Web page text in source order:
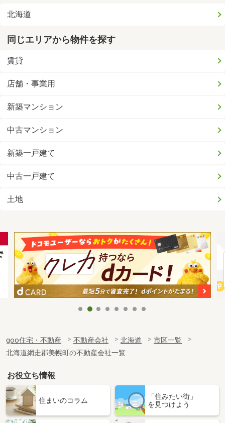
北海道
同じエリアから物件を探す
賃貸
店舗・事業用
新築マンション
中古マンション
新築一戸建て
中古一戸建て
土地
goo住宅・不動産 不動産会社 北海道
市区一覧
北海道網走郡美幌町の不動産会社一覧
お役立ち情報
住まいのコラム
「住みたい街」
を見つけよう